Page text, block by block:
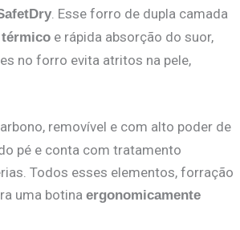
. Esse forro de dupla camada
e rápida absorção do suor,
no forro evita atritos na pele,
removível e com alto poder de
pé e conta com tratamento
Todos esses elementos, forração
uma botina ergonomicamente